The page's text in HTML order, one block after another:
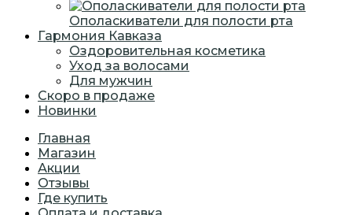
Ополаскиватели для полости рта
Гармония Кавказа
Оздоровительная косметика
Уход за волосами
Для мужчин
Скоро в продаже
Новинки
Главная
Магазин
Акции
Отзывы
Где купить